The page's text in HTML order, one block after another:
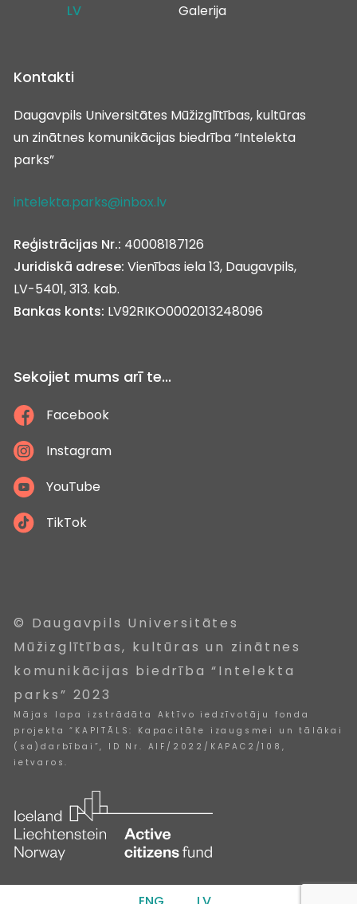
LV
Galerija
Kontakti
Daugavpils Universitātes Mūžizglītības, kultūras
un zinātnes komunikācijas biedrība “Intelekta
parks”
intelekta.parks@inbox.lv
Reģistrācijas Nr.: 40008187126
Juridiskā adrese: Vienības iela 13, Daugavpils,
LV-5401, 313. kab.
Bankas konts: LV92RIKO0002013248096
Sekojiet mums arī te...
Facebook
Instagram
YouTube
TikTok
© Daugavpils Universitātes
Mūžizglītības, kultūras un zinātnes
komunikācijas biedrība “Intelekta
parks” 2023
Mājas lapa izstrādāta Aktīvo iedzīvotāju fonda
projekta “KAPITĀLS: Kapacitāte izaugsmei un tālākai
(sa)darbībai”, ID Nr. AIF/2022/KAPAC2/108,
ietvaros.